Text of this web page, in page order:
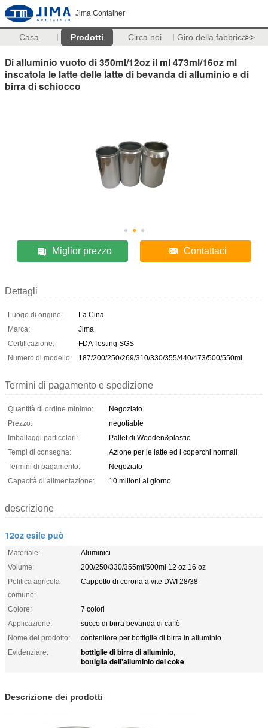
Jima Container
Casa Prodotti Circa noi Giro della fabbrica>>
Di alluminio vuoto di 350ml/12oz il ml 473ml/16oz ml
inscatola le latte delle latte di bevanda di alluminio e di
birra di schiocco
Miglior prezzo Contattaci
Dettagli
Luogo di origine:
La Cina
Marca:
Jima
Certificazione:
FDA Testing SGS
Numero di modello:
187/200/250/269/310/330/355/440/473/500/550ml
Termini di pagamento e spedizione
Quantità di ordine minimo:
Negoziato
Prezzo:
negotiable
Imballaggi particolari:
Pallet di Wooden&plastic
Tempi di consegna:
Azione per le latte ed i coperchi normali
Termini di pagamento:
Negoziato
Capacità di alimentazione:
10 milioni al giorno
descrizione
12oz esile può
Materiale:
Aluminici
Volume:
200/250/330/355ml/500ml 12 oz 16 oz
Politica agricola
comune:
Cappotto di corona a vite DWI 28/38
Colore:
7 colori
Applicazione:
succo di birra bevanda di caffè
Nome del prodotto:
contenitore per bottiglie di birra in alluminio
Evidenziare:
bottiglie di birra di alluminio,
bottiglia dell'alluminio del coke
Descrizione dei prodotti